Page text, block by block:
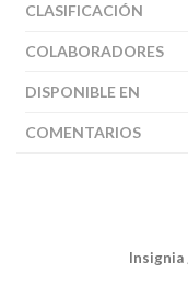
CLASIFICACIÓN
COLABORADORES
DISPONIBLE EN
COMENTARIOS
Insignia